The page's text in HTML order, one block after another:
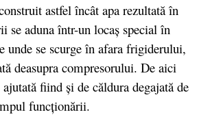
astfel încât apa rezultată în
se aduna într-un locaş special în
unde se scurge în afara frigiderului,
deasupra compresorului. De aici
ajutată fiind şi de căldura degajată de
funcţionării.